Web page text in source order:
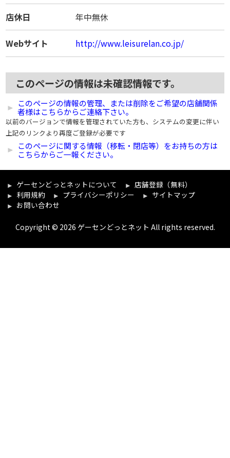
店休日 年中無休
Webサイト http://www.leisurelan.co.jp/
このページの情報は未確認情報です。
このページの情報の管理、または削除をご希望の店舗関係
者様はこちらからご連絡下さい。
以前のバージョンで情報を管理されていた方も、システムの変更に伴い
上記のリンクより再度ご登録が必要です
このページに関する情報（移転・閉店等）をお持ちの方は
こちらからご一報ください。
ゲーセンどっとネットについて
店舗登録（無料）
利用規約
プライバシーポリシー
サイトマップ
お問い合わせ
Copyright © 2026 ゲーセンどっとネット All rights reserved.